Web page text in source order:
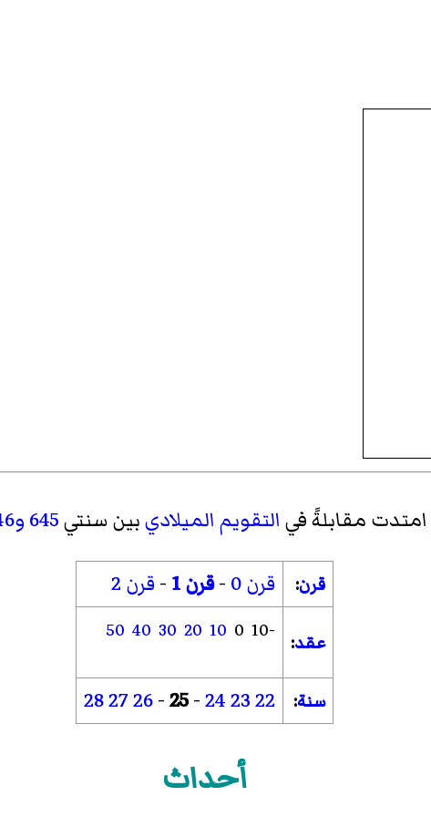
امتدت مقابلةً في التقويم الميلاديبين سنتي645 و646
قرن: قرن 0 -قرن 1 - قرن 2
عقد:
-10
0
10
20
30
40
50
سنة:
22
23
24
-
25
-
26
27
28
أحداث